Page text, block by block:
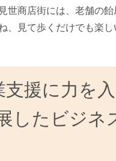
世商店街には、老舗の
、見て歩くだけでも楽し
支援に力を入
したビジネ